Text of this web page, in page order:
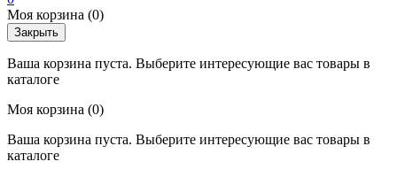
Моя корзина (0)
Закрыть
Ваша корзина пуста. Выберите интересующие вас товары в
каталоге
Моя корзина (0)
Ваша корзина пуста. Выберите интересующие вас товары в
каталоге